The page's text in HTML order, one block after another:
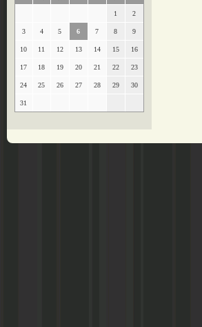
1 2
3 4 5 6 7 8 9
10 11 12 13 14 15 16
17 18 19 20 21 22 23
24 25 26 27 28 29 30
31